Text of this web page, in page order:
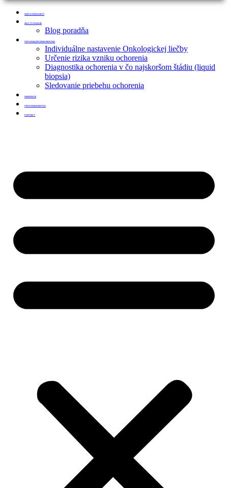
NAŠI KONZULTANTI
AKO TO FUNGUJE
Blog poradňa
PERSONALIZOVANÁ MEDICÍNA
Individuálne nastavenie Onkologickej liečby
Určenie rizika vzniku ochorenia
Diagnostika ochorenia v čo najskoršom štádiu (liquid
biopsia)
Sledovanie priebehu ochorenia
REFERENCIE
PRE KONZULTANTOV
KONTAKT